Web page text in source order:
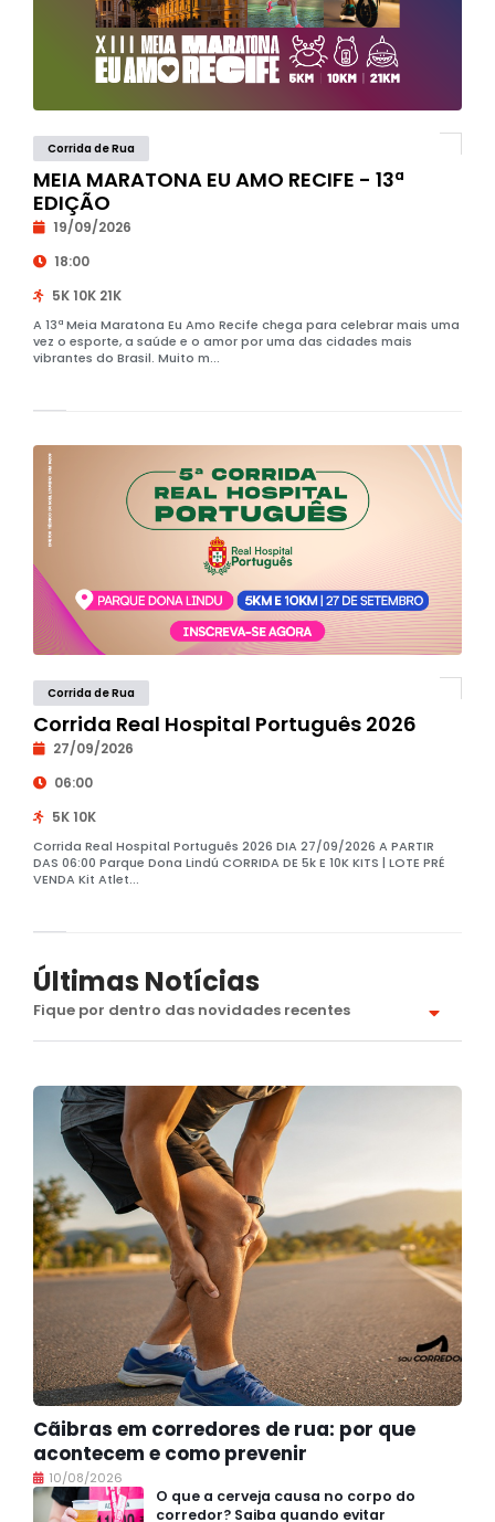
Corrida de Rua
MEIA MARATONA EU AMO RECIFE - 13ª
EDIÇÃO
19/09/2026
18:00
5K 10K 21K
A 13ª Meia Maratona Eu Amo Recife chega para celebrar mais uma
vez o esporte, a saúde e o amor por uma das cidades mais
vibrantes do Brasil. Muito m...
Corrida de Rua
Corrida Real Hospital Português 2026
27/09/2026
06:00
5K 10K
Corrida Real Hospital Português 2026 DIA 27/09/2026 A PARTIR
DAS 06:00 Parque Dona Lindú CORRIDA DE 5k E 10K KITS | LOTE PRÉ
VENDA Kit Atlet...
Últimas Notícias
Fique por dentro das novidades recentes
Cãibras em corredores de rua: por que
acontecem e como prevenir
10/08/2026
O que a cerveja causa no corpo do
corredor? Saiba quando evitar